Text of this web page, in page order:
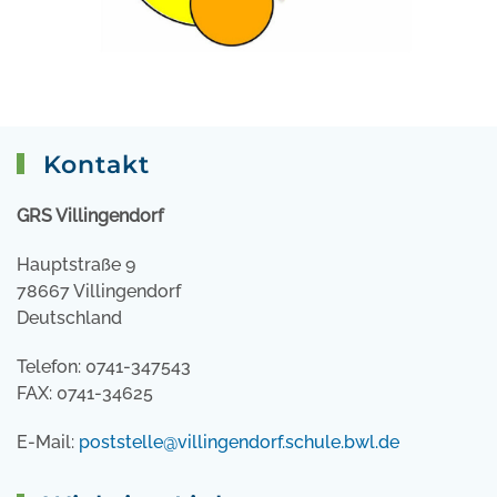
Kontakt
GRS Villingendorf
Hauptstraße 9
78667 Villingendorf
Deutschland
Telefon: 0741-347543
FAX: 0741-34625
E-Mail: poststelle@villingendorf.schule.bwl.de